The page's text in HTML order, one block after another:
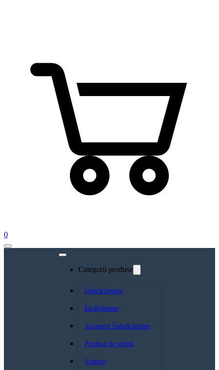
0
Categorii produse
Îmbrăcăminte
Încălțăminte
Accesorii Îmbrăcăminte
Produse de igienă
Scutece